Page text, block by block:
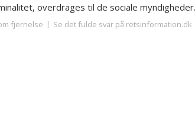
overdrages til de sociale myndigheder.
fjernelse Se det fulde svar på retsinformation.dk